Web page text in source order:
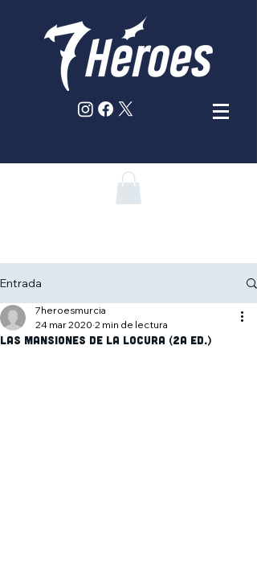
Entrada
Las Mansiones de la Locura (2a Ed.)
7heroesmurcia
24 mar 2020 2 min de lectura